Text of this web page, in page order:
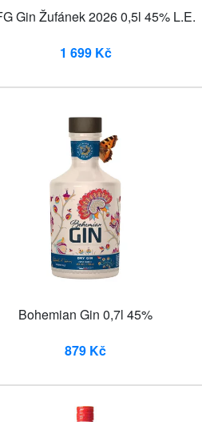
Gin Žufánek 2026 0,5l 45% L.E.
1 699 Kč
Bohemian Gin 0,7l 45%
879 Kč